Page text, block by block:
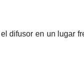
difusor en un lugar